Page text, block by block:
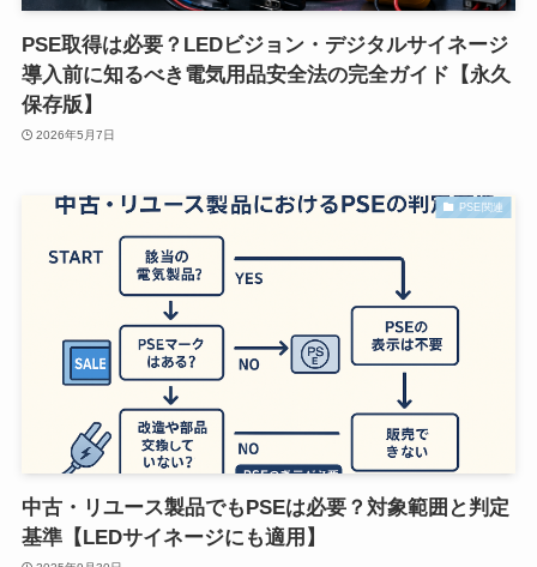
PSE取得は必要？LEDビジョン・デジタルサイネージ
導入前に知るべき電気用品安全法の完全ガイド【永久
保存版】
2026年5月7日
PSE関連
中古・リユース製品でもPSEは必要？対象範囲と判定
基準【LEDサイネージにも適用】